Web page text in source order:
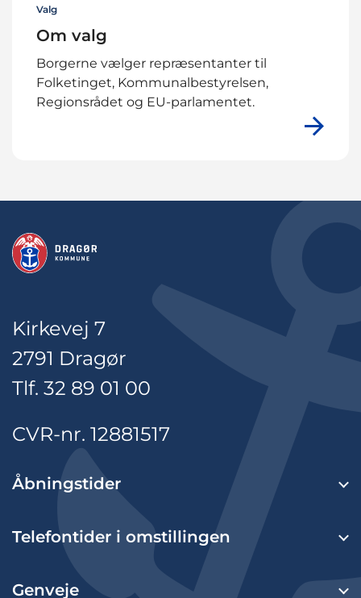
Valg
Om valg
Borgerne vælger repræsentanter til
Folketinget, Kommunalbestyrelsen,
Regionsrådet og EU-parlamentet.
Kirkevej 7
2791 Dragør
Tlf. 32 89 01 00
CVR-nr. 12881517
Åbningstider
Telefontider i omstillingen
Genveje